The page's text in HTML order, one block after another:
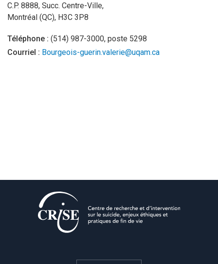
C.P. 8888, Succ. Centre-Ville,
Montréal (QC), H3C 3P8
Téléphone : (514) 987-3000, poste 5298
Courriel : Bourgeois-guerin.valerie@uqam.ca